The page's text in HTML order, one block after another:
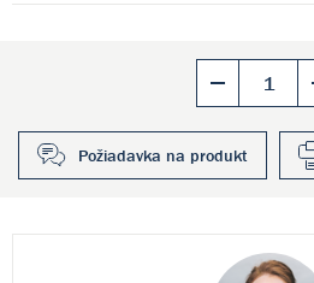
Požiadavka na produkt